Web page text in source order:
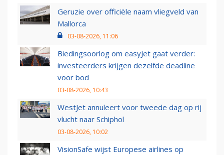
Geruzie over officiële naam vliegveld van
Mallorca
03-08-2026, 11:06
Biedingsoorlog om easyJet gaat verder:
investeerders krijgen dezelfde deadline
voor bod
03-08-2026, 10:43
WestJet annuleert voor tweede dag op rij
vlucht naar Schiphol
03-08-2026, 10:02
VisionSafe wijst Europese airlines op